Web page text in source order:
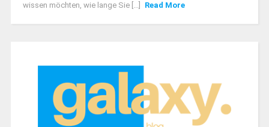
wissen möchten, wie lange Sie [...]
Read More